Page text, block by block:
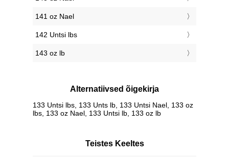
141 oz Nael
142 Untsi lbs
143 oz lb
Alternatiivsed õigekirja
133 Untsi lbs, 133 Unts lb, 133 Untsi Nael, 133 oz
lbs, 133 oz Nael, 133 Untsi lb, 133 oz lb
Teistes Keeltes